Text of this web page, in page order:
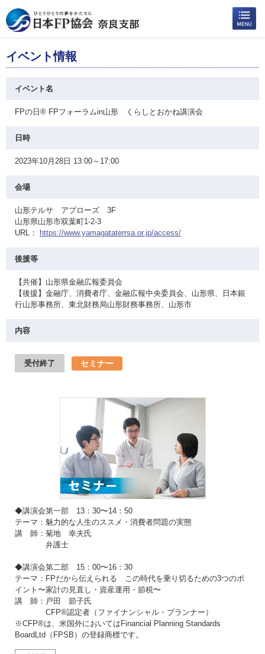
イベント情報
イベント名
FPの日® FPフォーラムin山形 くらしとおかね講演会
日時
2023年10月28日 13:00～17:00
会場
山形テルサ アプローズ 3F
山形県山形市双葉町1-2-3
URL：
https://www.yamagataterrsa.or.jp/access/
後援等
【共催】山形県金融広報委員会
【後援】金融庁、消費者庁、金融広報中央委員会、山形県、日本銀
行山形事務所、東北財務局山形財務事務所、山形市
内容
受付終了 セミナー
◆講演会第一部 13：30〜14：50
テーマ：魅力的な人生のススメ・消費者問題の実態
講 師：菊地 幸夫氏
弁護士
◆講演会第二部 15：00〜16：30
テーマ：FPだから伝えられる この時代を乗り切るための3つのポ
イント〜家計の見直し・資産運用・節税〜
講 師：戸田 節子氏
CFP®認定者（ファイナンシャル・プランナー）
※CFP®は、米国外においてはFinancial Planning Standards
BoardLtd（FPSB）の登録商標です。